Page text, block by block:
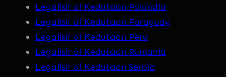
Legalisir di Kedutaan Polandia
Legalisir di Kedutaan Paraguay
Legalisir di Kedutaan Peru
Legalisir di Kedutaan Rumania
Legalisir di Kedutaan Serbia